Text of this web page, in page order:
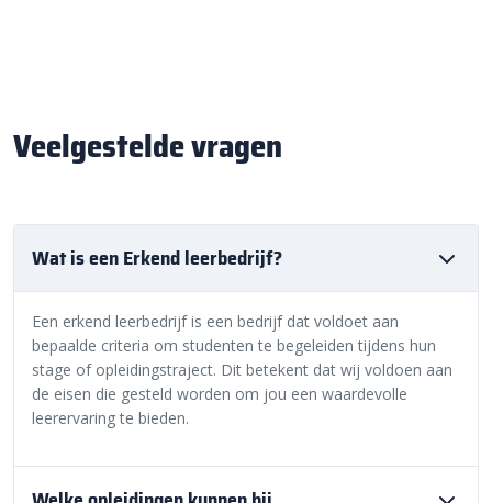
Veelgestelde vragen
Wat is een Erkend leerbedrijf?
Een erkend leerbedrijf is een bedrijf dat voldoet aan
bepaalde criteria om studenten te begeleiden tijdens hun
stage of opleidingstraject. Dit betekent dat wij voldoen aan
de eisen die gesteld worden om jou een waardevolle
leerervaring te bieden.